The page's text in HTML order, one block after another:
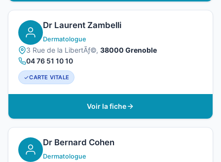
Dr Laurent Zambelli
Dermatologue
3 Rue de la LibertÃƒ©, 38000 Grenoble
04 76 51 10 10
CARTE VITALE
Voir la fiche
Dr Bernard Cohen
Dermatologue